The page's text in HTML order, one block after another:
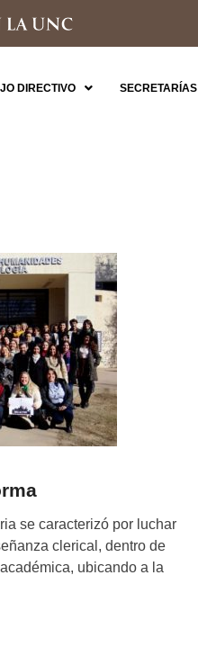
DIRECTIVO SECRETARÍAS
se caracterizó por luchar
clerical, dentro de
ubicando a la